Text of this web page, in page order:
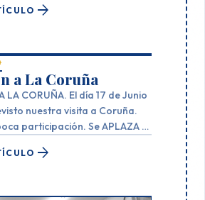
arrow_forward
a La Coruña
LA CORUÑA. El día 17 de Junio
nuestra visita a Coruña.
participación. Se APLAZA o
nuestras.
arrow_forward